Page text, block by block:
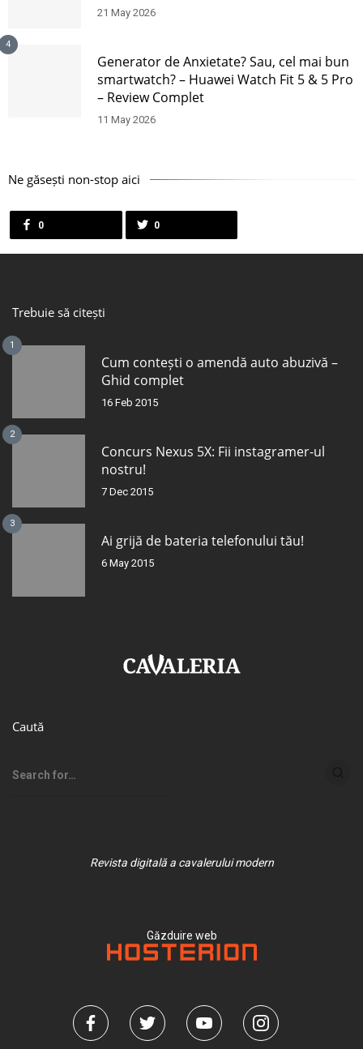
21 May 2026
4
Generator de Anxietate? Sau, cel mai bun
smartwatch? – Huawei Watch Fit 5 & 5 Pro
– Review Complet
11 May 2026
Ne găsești non-stop aici
0 0
Trebuie să citești
1
Cum contești o amendă auto abuzivă –
Ghid complet
16 Feb 2015
2
Concurs Nexus 5X: Fii instagramer-ul
nostru!
7 Dec 2015
3
Ai grijă de bateria telefonului tău!
6 May 2015
Caută
Revista digitală a cavalerului modern
Găzduire web